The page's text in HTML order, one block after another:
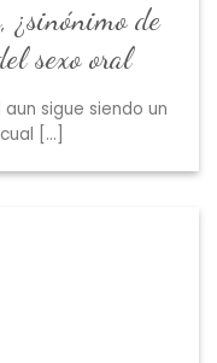
¿sinónimo de
sexo oral
sigue siendo un
[...]